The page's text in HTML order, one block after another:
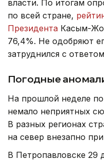
власти. По итогам
по всей стране,
Президента Касым-
76,4%. Не одобряют
затруднился с
Погодные
На прошлой неделе
немало неприятных
В разных регионах
на север внезапно
В Петропавловске 29